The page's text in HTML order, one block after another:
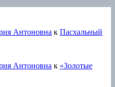
Антоновна к Пасхальный
Антоновна к «Золотые